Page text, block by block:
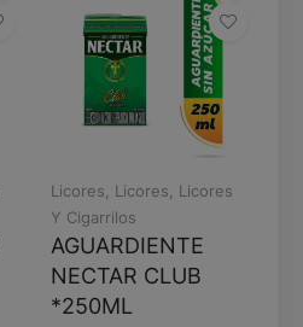
Licores, Licores, Licores
Y Cigarrilos
AGUARDIENTE
NECTAR CLUB
*250ML